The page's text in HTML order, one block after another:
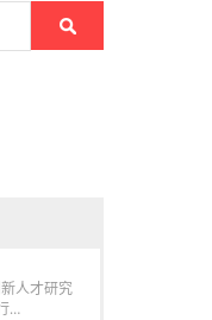
人才研究
…